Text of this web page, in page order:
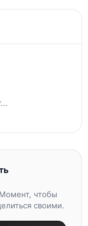
чтобы
своими.